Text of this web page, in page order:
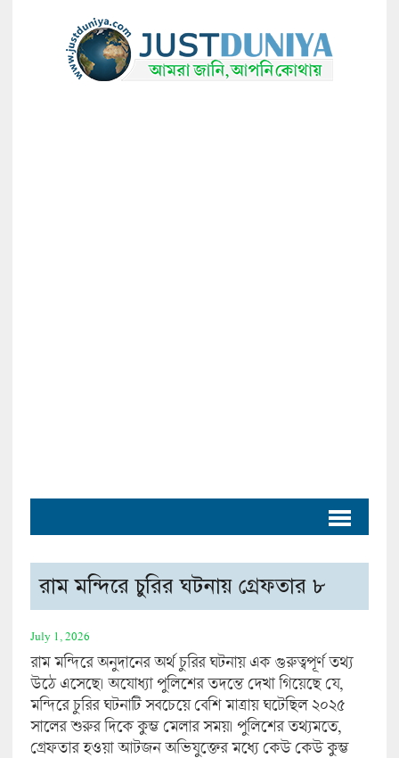
রাম মন্দিরে চুরির ঘটনায় গ্রেফতার ৮
July 1, 2026
রাম মন্দিরে অনুদানের অর্থ চুরির ঘটনায় এক গুরুত্বপূর্ণ তথ্য
উঠে এসেছে। অযোধ্যা পুলিশের তদন্তে দেখা গিয়েছে যে,
মন্দিরে চুরির ঘটনাটি সবচেয়ে বেশি মাত্রায় ঘটেছিল ২০২৫
সালের শুরুর দিকে কুম্ভ মেলার সময়। পুলিশের তথ্যমতে,
গ্রেফতার হওয়া আটজন অভিযুক্তের মধ্যে কেউ কেউ কুম্ভ